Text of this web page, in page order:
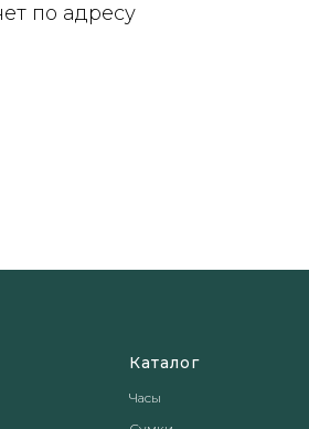
по адресу
Каталог
Часы